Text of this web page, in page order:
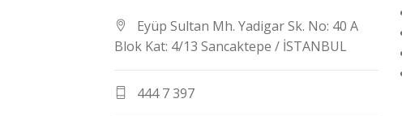
Eyüp Sultan Mh. Yadigar Sk. No: 40 A
Blok Kat: 4/13 Sancaktepe / İSTANBUL
444 7 397